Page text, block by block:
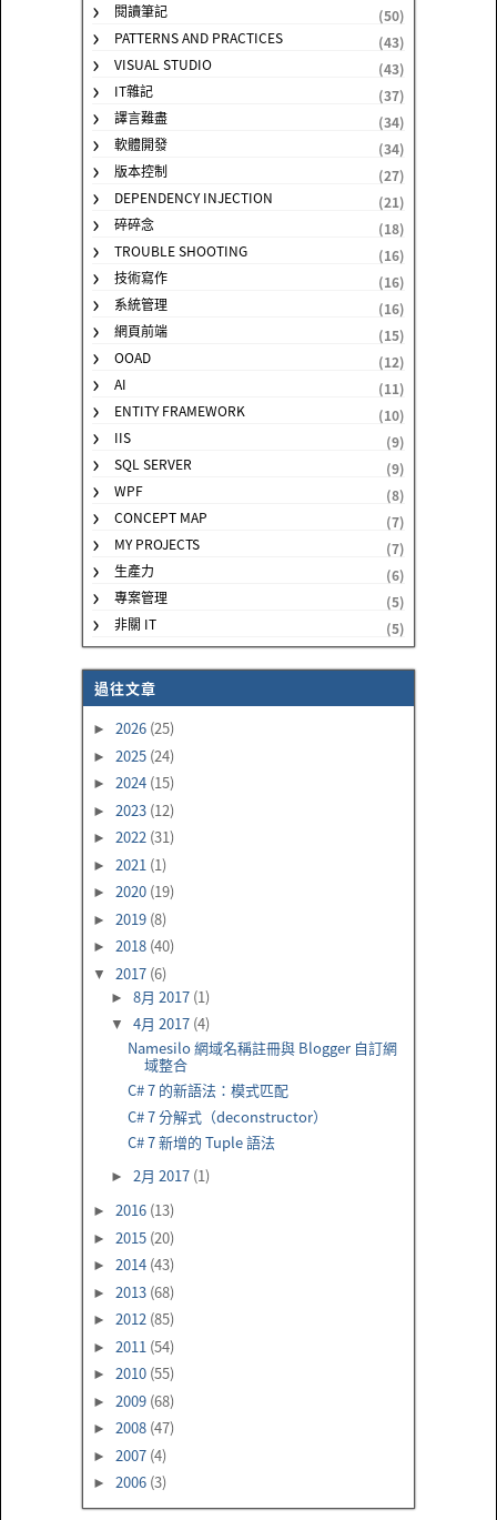
閱讀筆記
(50)
PATTERNS AND PRACTICES
(43)
VISUAL STUDIO
(43)
IT雜記
(37)
譯言難盡
(34)
軟體開發
(34)
版本控制
(27)
DEPENDENCY INJECTION
(21)
碎碎念
(18)
TROUBLE SHOOTING
(16)
技術寫作
(16)
系統管理
(16)
網頁前端
(15)
OOAD
(12)
AI
(11)
ENTITY FRAMEWORK
(10)
IIS
(9)
SQL SERVER
(9)
WPF
(8)
CONCEPT MAP
(7)
MY PROJECTS
(7)
生產力
(6)
專案管理
(5)
非關 IT
(5)
過往文章
► 2026 (25)
► 2025 (24)
► 2024 (15)
► 2023 (12)
► 2022 (31)
► 2021 (1)
► 2020 (19)
► 2019 (8)
► 2018 (40)
▼ 2017 (6)
► 8月 2017 (1)
▼ 4月 2017 (4)
Namesilo 網域名稱註冊與 Blogger 自訂網
域整合
C# 7 的新語法：模式匹配
C# 7 分解式（deconstructor）
C# 7 新增的 Tuple 語法
► 2月 2017 (1)
► 2016 (13)
► 2015 (20)
► 2014 (43)
► 2013 (68)
► 2012 (85)
► 2011 (54)
► 2010 (55)
► 2009 (68)
► 2008 (47)
► 2007 (4)
► 2006 (3)